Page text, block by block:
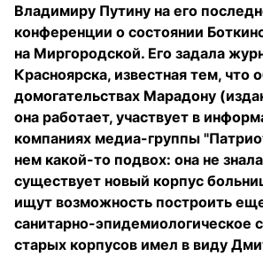
Владимиру Путину на его
конференции о состоянии
на Миргородской. Его задала
Красноярска, известная тем, что
домогательствах Марадону
она работает, участвует в
компаниях медиа-группы
нем какой-то подвох: она не
существует новый корпус
ищут возможность построить
санитарно-эпидемиологическое
старых корпусов имел в виду